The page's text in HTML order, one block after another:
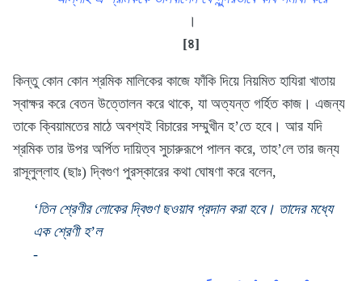
।
[৪]
কিন্তু কোন কোন শ্রমিক মালিকের কাজে ফাঁকি দিয়ে নিয়মিত হাযিরা খাতায়
স্বাক্ষর করে বেতন উত্তোলন করে থাকে, যা অত্যন্ত গর্হিত কাজ। এজন্য
তাকে ক্বিয়ামতের মাঠে অবশ্যই বিচারের সম্মুখীন হ’তে হবে। আর যদি
শ্রমিক তার উপর অর্পিত দায়িত্ব সুচারুরূপে পালন করে, তাহ’লে তার জন্য
রাসূলুল্লাহ (ছাঃ) দ্বিগুণ পুরস্কারের কথা ঘোষণা করে বলেন,
‘তিন শ্রেণীর লোকের দ্বিগুণ ছওয়াব প্রদান করা হবে। তাদের মধ্যে
এক শ্রেণী হ’ল
-